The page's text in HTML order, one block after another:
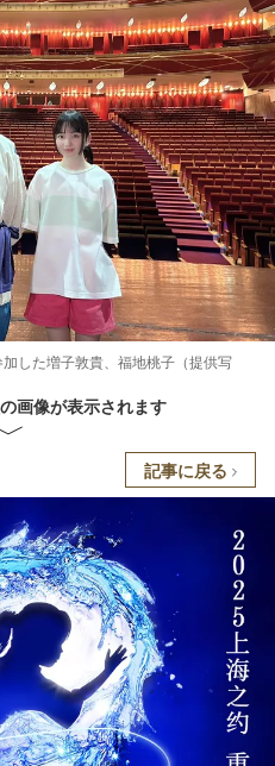
した増子敦貴、福地桃子（提供写
画像が表示されます
記事に戻る